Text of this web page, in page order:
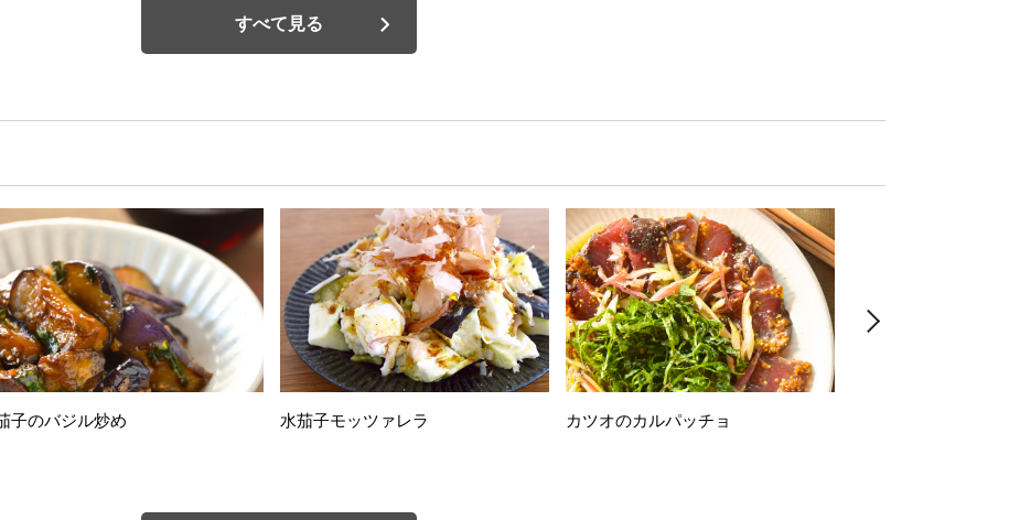
すべて見る
子のバジル炒め 水茄子モッツァレラ カツオのカルパッチョ